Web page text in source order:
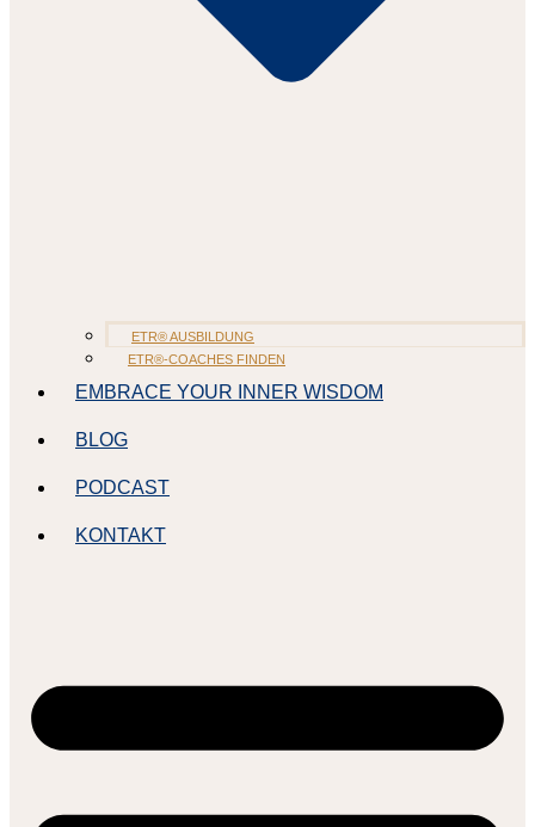
ETR® AUSBILDUNG
ETR®-COACHES FINDEN
EMBRACE YOUR INNER WISDOM
BLOG
PODCAST
KONTAKT